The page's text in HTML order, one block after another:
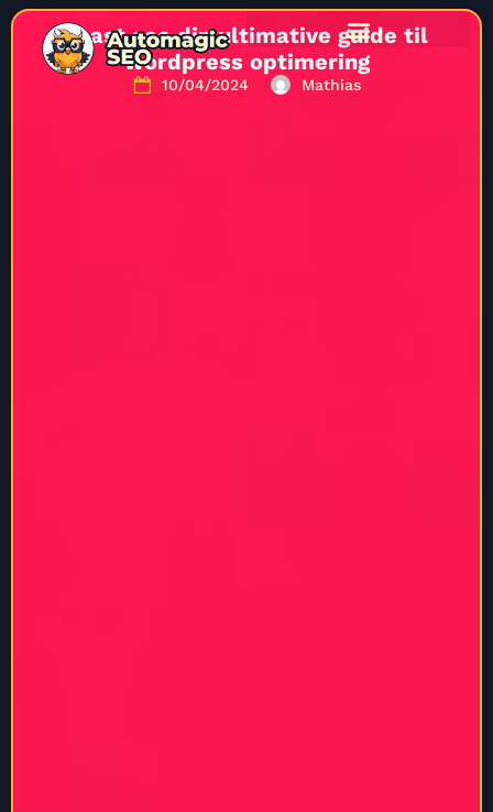
Yoast seo din ultimative guide til
wordpress optimering
10/04/2024 Mathias